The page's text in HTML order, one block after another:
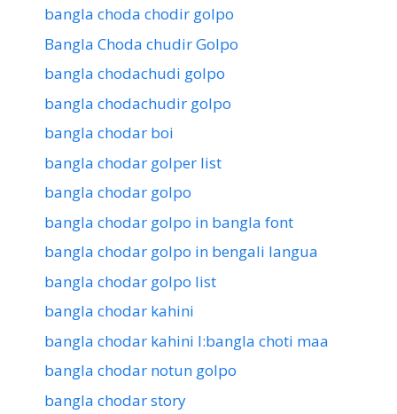
bangla choda chodir golpo
Bangla Choda chudir Golpo
bangla chodachudi golpo
bangla chodachudir golpo
bangla chodar boi
bangla chodar golper list
bangla chodar golpo
bangla chodar golpo in bangla font
bangla chodar golpo in bengali langua
bangla chodar golpo list
bangla chodar kahini
bangla chodar kahini l:bangla choti maa
bangla chodar notun golpo
bangla chodar story